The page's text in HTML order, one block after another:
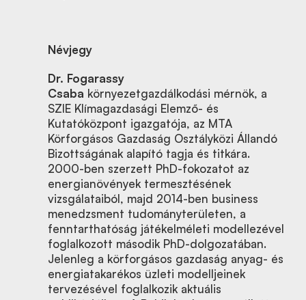
Névjegy
Dr. Fogarassy
Csaba környezetgazdálkodási mérnök, a
SZIE Klímagazdasági Elemző- és
Kutatóközpont igazgatója, az MTA
Körforgásos Gazdaság Osztályközi Állandó
Bizottságának alapító tagja és titkára.
2000-ben szerzett PhD-fokozatot az
energianövények termesztésének
vizsgálataiból, majd 2014-ben business
menedzsment tudományterületen, a
fenntarthatóság játékelméleti modellezével
foglalkozott második PhD-dolgozatában.
Jelenleg a körforgásos gazdaság anyag- és
energiatakarékos üzleti modelljeinek
tervezésével foglalkozik aktuális